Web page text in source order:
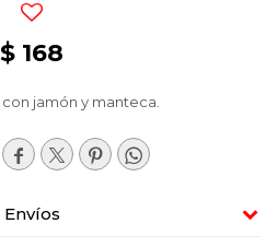
$ 168
jamón y manteca.
   
Envíos